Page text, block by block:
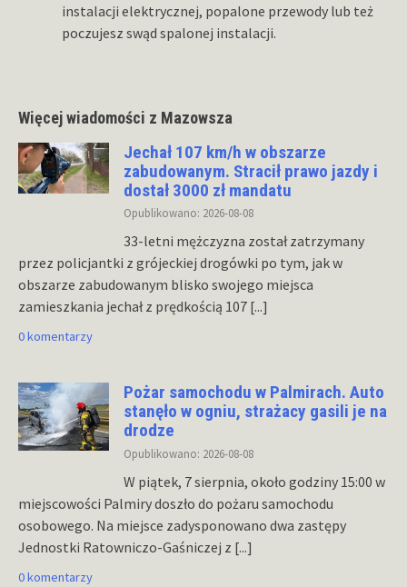
instalacji elektrycznej, popalone przewody lub też
poczujesz swąd spalonej instalacji.
Więcej wiadomości z Mazowsza
Jechał 107 km/h w obszarze
zabudowanym. Stracił prawo jazdy i
dostał 3000 zł mandatu
Opublikowano: 2026-08-08
33-letni mężczyzna został zatrzymany
przez policjantki z grójeckiej drogówki po tym, jak w
obszarze zabudowanym blisko swojego miejsca
zamieszkania jechał z prędkością 107 [...]
0 komentarzy
Pożar samochodu w Palmirach. Auto
stanęło w ogniu, strażacy gasili je na
drodze
Opublikowano: 2026-08-08
W piątek, 7 sierpnia, około godziny 15:00 w
miejscowości Palmiry doszło do pożaru samochodu
osobowego. Na miejsce zadysponowano dwa zastępy
Jednostki Ratowniczo-Gaśniczej z [...]
0 komentarzy